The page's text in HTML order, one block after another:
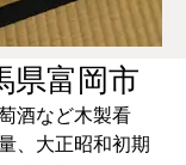
県富岡市
酒など木製看
、大正昭和初期